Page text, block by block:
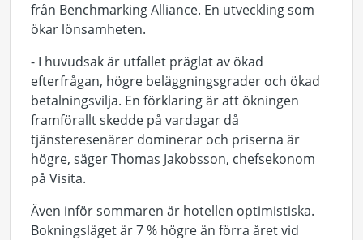
från Benchmarking Alliance. En utveckling som
ökar lönsamheten.
- I huvudsak är utfallet präglat av ökad
efterfrågan, högre beläggningsgrader och ökad
betalningsvilja. En förklaring är att ökningen
framförallt skedde på vardagar då
tjänsteresenärer dominerar och priserna är
högre, säger Thomas Jakobsson, chefsekonom
på Visita.
Även inför sommaren är hotellen optimistiska.
Bokningsläget är 7 % högre än förra året vid